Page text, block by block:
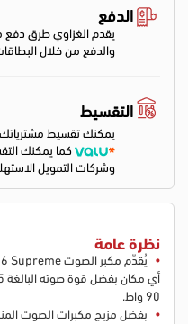
الدفع
يقدم الغزاوي طرق دفع
والدفع من خلال
التقسيط
يمكنك تقسيط
كما يمكنك
وشركات التمويل
نظرة عامة
90 واط.
بفضل مزيج مكبرات الصوت